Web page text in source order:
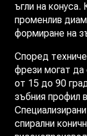
ъгли на
променлив
формиране на
Според
фрези могат да
от 15 до 90
зъбния профил
спирални